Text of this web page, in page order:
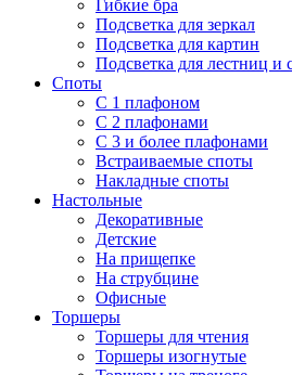
Гибкие бра
Подсветка для зеркал
Подсветка для картин
Подсветка для лестниц и
Споты
С 1 плафоном
С 2 плафонами
С 3 и более плафонами
Встраиваемые споты
Накладные споты
Настольные
Декоративные
Детские
На прищепке
На струбцине
Офисные
Торшеры
Торшеры для чтения
Торшеры изогнутые